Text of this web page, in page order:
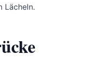
Lächeln.